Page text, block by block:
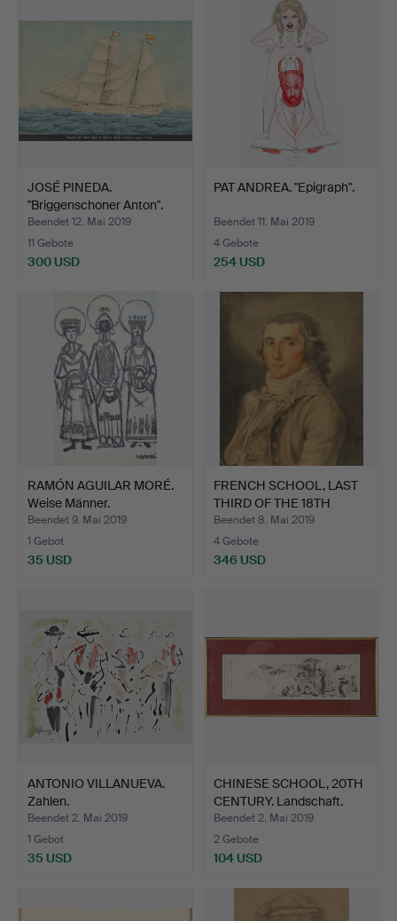
JOSÉ PINEDA.
"Briggenschoner Anton".
Beendet 12. Mai 2019
11 Gebote
300 USD
PAT ANDREA. "Epigraph".
Beendet 11. Mai 2019
4 Gebote
254 USD
RAMÓN AGUILAR MORÉ.
Weise Männer.
Beendet 9. Mai 2019
1 Gebot
35 USD
FRENCH SCHOOL, LAST
THIRD OF THE 18TH
CENT…
Beendet 8. Mai 2019
4 Gebote
346 USD
ANTONIO VILLANUEVA.
Zahlen.
Beendet 2. Mai 2019
1 Gebot
35 USD
CHINESE SCHOOL, 20TH
CENTURY. Landschaft.
Beendet 2. Mai 2019
2 Gebote
104 USD